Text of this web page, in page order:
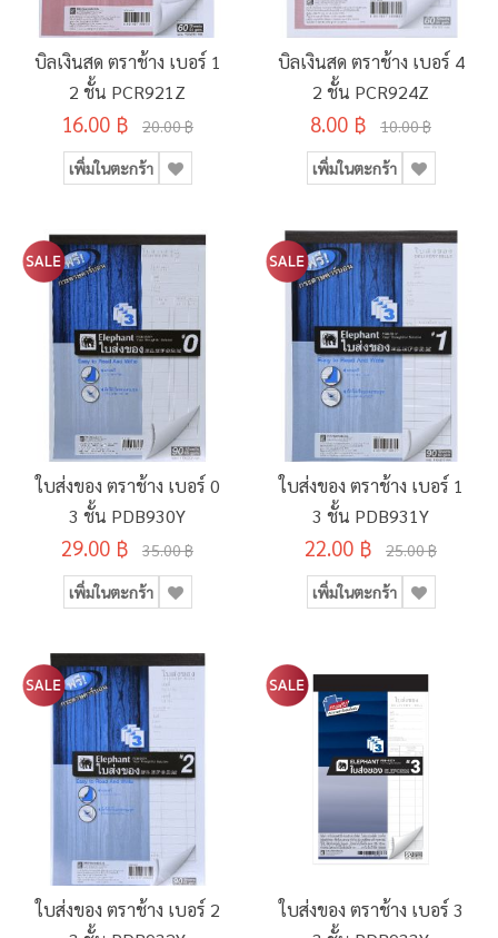
บิลเงินสด ตราช้าง เบอร์ 1
2 ชั้น PCR921Z
16.00 ฿ 20.00 ฿
เพิ่มในตะกร้า
บิลเงินสด ตราช้าง เบอร์ 4
2 ชั้น PCR924Z
8.00 ฿ 10.00 ฿
เพิ่มในตะกร้า
ใบส่งของ ตราช้าง เบอร์ 0
3 ชั้น PDB930Y
29.00 ฿ 35.00 ฿
เพิ่มในตะกร้า
ใบส่งของ ตราช้าง เบอร์ 1
3 ชั้น PDB931Y
22.00 ฿ 25.00 ฿
เพิ่มในตะกร้า
ใบส่งของ ตราช้าง เบอร์ 2
ใบส่งของ ตราช้าง เบอร์ 3